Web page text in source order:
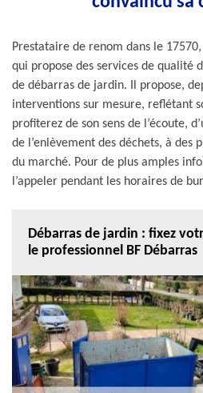
Prestataire de renom dans le
qui propose des services de qualité
de débarras de jardin. Il propose,
interventions sur mesure, reflétant
profiterez de son sens de l’écoute,
de l’enlèvement des déchets, à des
du marché. Pour de plus amples
l’appeler pendant les horaires de
Débarras de jardin : fixez
le professionnel BF Débarras